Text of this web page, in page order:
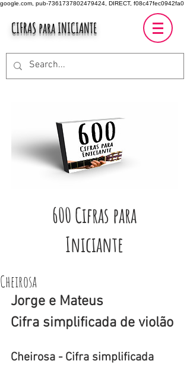
google.com, pub-7361737802479424, DIRECT, f08c47fec0942fa0
CIFRAS para INICIANTE
600 Cifras para
Iniciante
Cheirosa
Jorge e Mateus
Cifra simplificada de violão
Cheirosa - Cifra simplificada